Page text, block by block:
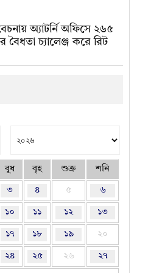
অ‍্যাটর্নি অফিসে ২৬৫
বৈধতা চ্যালেঞ্জ করে রিট
বুধ বৃহ শুক্র শনি
৩ ৪ ৫ ৬
১০ ১১ ১২ ১৩
১৭ ১৮ ১৯ ২০
২৪ ২৫ ২৬ ২৭